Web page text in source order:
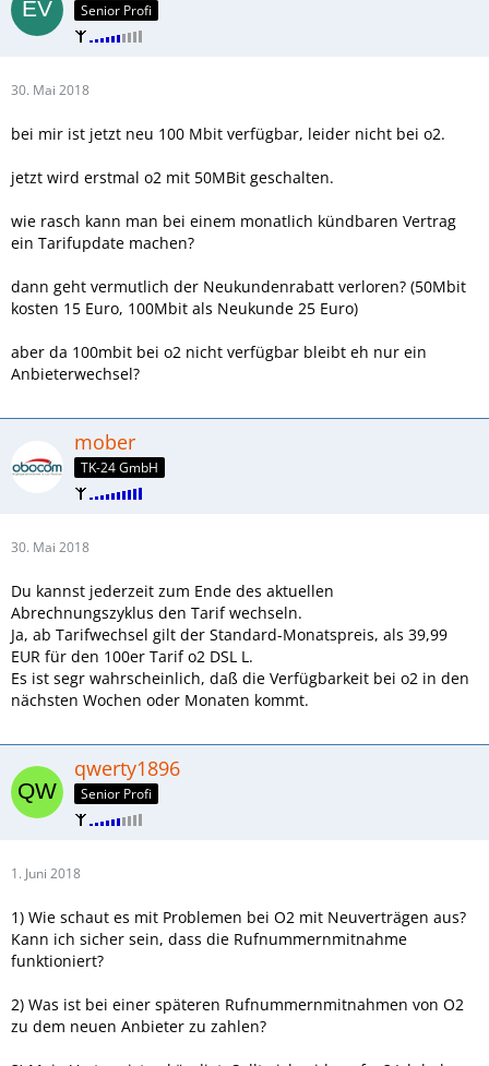
Senior Profi
30. Mai 2018
bei mir ist jetzt neu 100 Mbit verfügbar, leider nicht bei o2.
jetzt wird erstmal o2 mit 50MBit geschalten.
wie rasch kann man bei einem monatlich kündbaren Vertrag
ein Tarifupdate machen?
dann geht vermutlich der Neukundenrabatt verloren? (50Mbit
kosten 15 Euro, 100Mbit als Neukunde 25 Euro)
aber da 100mbit bei o2 nicht verfügbar bleibt eh nur ein
Anbieterwechsel?
mober
TK-24 GmbH
30. Mai 2018
Du kannst jederzeit zum Ende des aktuellen
Abrechnungszyklus den Tarif wechseln.
Ja, ab Tarifwechsel gilt der Standard-Monatspreis, als 39,99
EUR für den 100er Tarif o2 DSL L.
Es ist segr wahrscheinlich, daß die Verfügbarkeit bei o2 in den
nächsten Wochen oder Monaten kommt.
qwerty1896
Senior Profi
1. Juni 2018
1) Wie schaut es mit Problemen bei O2 mit Neuverträgen aus?
Kann ich sicher sein, dass die Rufnummernmitnahme
funktioniert?
2) Was ist bei einer späteren Rufnummernmitnahmen von O2
zu dem neuen Anbieter zu zahlen?